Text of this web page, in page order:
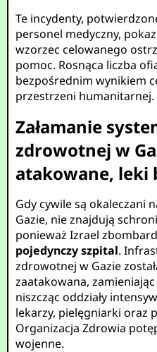
Te incydenty,
personel medyczny,
wzorzec celowanego
pomoc. Rosnąca liczba
bezpośrednim wynikiem
przestrzeni humanitarnej.
Załamanie
zdrowotnej w
atakowane, leki
Gdy cywile są okaleczani
Gazie, nie znajdują
ponieważ Izrael
pojedynczy szpital.
zdrowotnej w Gazie
zaatakowana,
niszcząc oddziały
lekarzy, pielęgniarki oraz
Organizacja Zdrowia
wojenne.